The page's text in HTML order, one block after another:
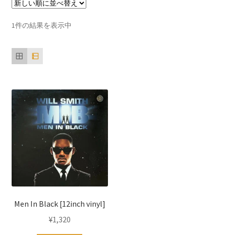
1件の結果を表示中
Men In Black [12inch vinyl]
¥1,320